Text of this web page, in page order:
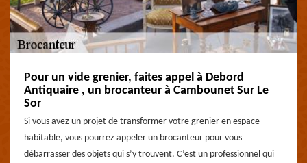
Pour un vide grenier, faites appel à Debord
Antiquaire , un brocanteur à Cambounet Sur Le
Sor
Si vous avez un projet de transformer votre grenier en espace
habitable, vous pourrez appeler un brocanteur pour vous
débarrasser des objets qui s’y trouvent. C’est un professionnel qui